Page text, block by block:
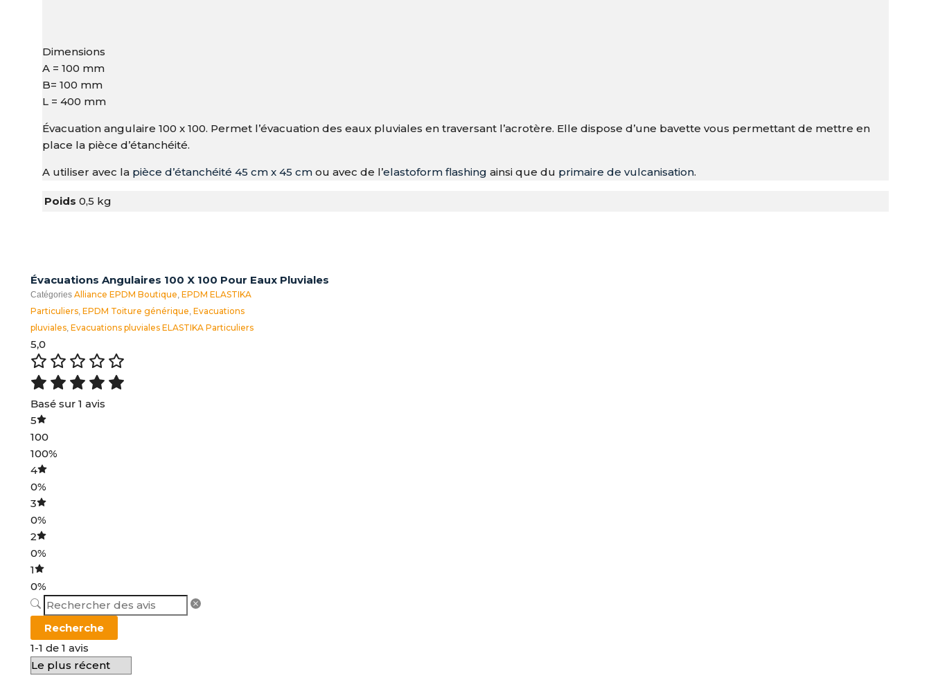
Dimensions
A = 100 mm
B= 100 mm
L = 400 mm
Évacuation angulaire 100 x 100. Permet l’évacuation des eaux pluviales en traversant l’acrotère. Elle dispose d’une bavette vous permettant de mettre en
place la pièce d’étanchéité.
A utiliser avec la pièce d’étanchéité 45 cm x 45 cm ou avec de l’elastoform flashing ainsi que du primaire de vulcanisation.
Poids 0,5 kg
Évacuations Angulaires 100 X 100 Pour Eaux Pluviales
Catégories Alliance EPDM Boutique ,EPDM ELASTIKA
Particuliers ,EPDM Toiture générique ,Evacuations
pluviales ,Evacuations pluviales ELASTIKA Particuliers
5,0
Basé sur 1 avis
5
100
100%
4
0%
3
0%
2
0%
1
0%
Recherche
1-1 de 1 avis